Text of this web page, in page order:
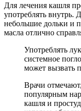
Для лечения кашля
употреблять внутрь.
небольшие дольки и
масла отлично
Употреблять
системное
может вызвать
Врачи
популярным
кашля и